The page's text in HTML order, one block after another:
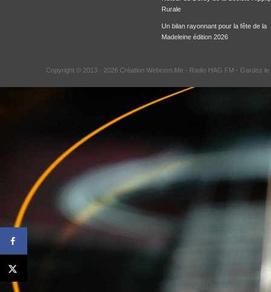
Rurale
Un bilan rayonnant pour la fête de la
Madeleine édition 2026
Copyright © 2013 - 2026 Création Webcom.Me - Radio HAG FM - Gardez le